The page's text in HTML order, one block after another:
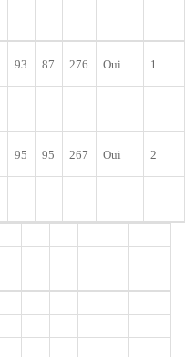
93 87 276 Oui 1
95 95 267 Oui 2